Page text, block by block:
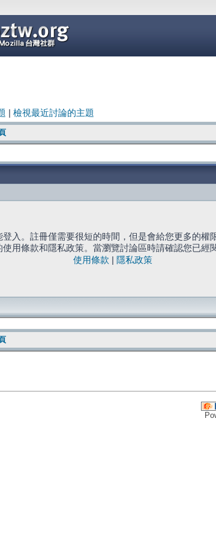
檢視最近討論的主題
入。註冊僅需要很短的時間，但是會給您更多的權
用條款和隱私政策。當瀏覽討論區時請確認您已經
使用條款
隱私政策